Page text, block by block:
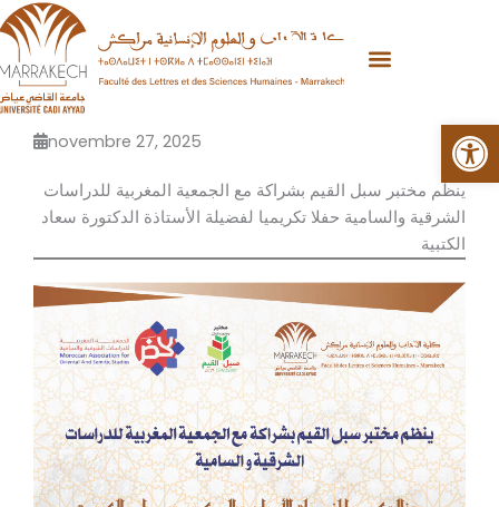
Ouvrir
Aller
au
contenu
novembre 27, 2025
ينظم مختبر سبل القيم بشراكة مع الجمعية المغربية للدراسات
الشرقية والسامية حفلا تكريميا لفضيلة الأستاذة الدكتورة سعاد
الكتبية